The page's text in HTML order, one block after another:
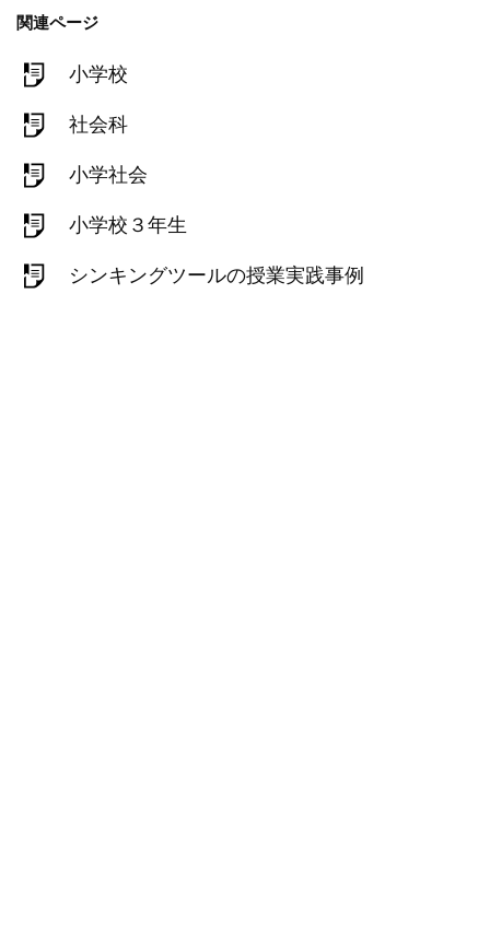
関連ページ
小学校
社会科
小学社会
小学校３年生
シンキングツールの授業実践事例